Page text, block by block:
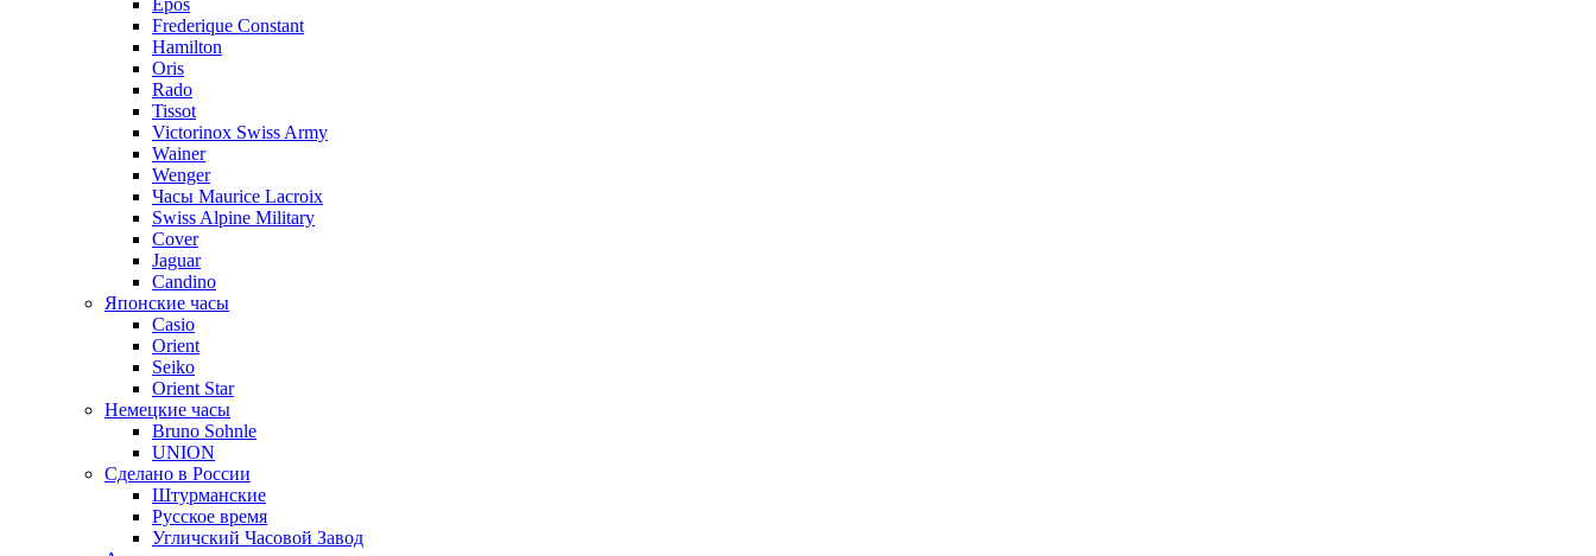
Epos
Frederique Constant
Hamilton
Oris
Rado
Tissot
Victorinox Swiss Army
Wainer
Wenger
Часы Maurice Lacroix
Swiss Alpine Military
Cover
Jaguar
Candino
Японские часы
Casio
Orient
Seiko
Orient Star
Немецкие часы
Bruno Sohnle
UNION
Сделано в России
Штурманские
Русское время
Угличский Часовой Завод